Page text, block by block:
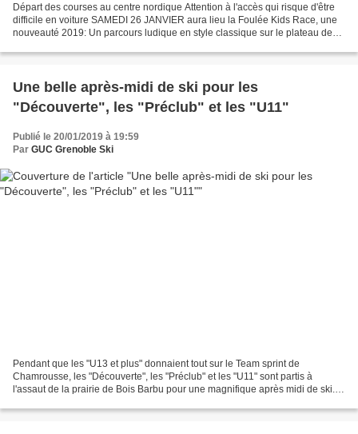
Départ des courses au centre nordique Attention à l'accès qui risque d'être
difficile en voiture SAMEDI 26 JANVIER aura lieu la Foulée Kids Race, une
nouveauté 2019: Un parcours ludique en style classique sur le plateau de
Une belle après-midi de ski pour les
"Découverte", les "Préclub" et les "U11"
Publié le 20/01/2019 à 19:59
Par GUC Grenoble Ski
Pendant que les "U13 et plus" donnaient tout sur le Team sprint de
Chamrousse, les "Découverte", les "Préclub" et les "U11" sont partis à
l'assaut de la prairie de Bois Barbu pour une magnifique après midi de ski.